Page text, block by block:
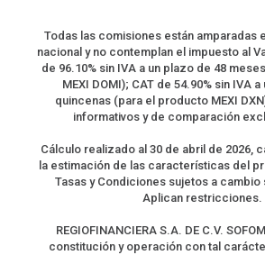
Todas las comisiones están amparadas
nacional y no contemplan el impuesto al
de 96.10% sin IVA a un plazo de 48
MEXI DOMI); CAT de 54.90% sin IVA
quincenas (para el producto MEXI
informativos y de comparación
Cálculo realizado al 30 de abril de 2026,
la estimación de las características del
Tasas y Condiciones sujetos a cambio
Aplican restricciones.
REGIOFINANCIERA S.A. DE C.V.
constitución y operación con tal